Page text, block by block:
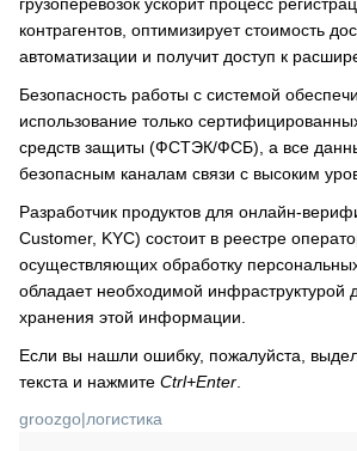
контрагентов, оптимизирует стоимость
автоматизации и получит доступ к
Безопасность работы с системой
использование только
средств защиты (ФСТЭК/ФСБ), а все
безопасным каналам связи с высоким
Разработчик продуктов для онлайн-
Customer, KYC) состоит в реестре
осуществляющих обработку
обладает необходимой инфраструктурой
хранения этой информации.
Если вы нашли ошибку, пожалуйста,
текста и нажмите Ctrl+Enter
groozgo|логистика